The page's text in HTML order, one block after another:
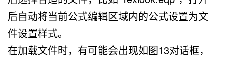
后自动将当前公式编辑区域内的公式设置为文
件设置样式。
在加载文件时，有可能会出现如图13对话框，